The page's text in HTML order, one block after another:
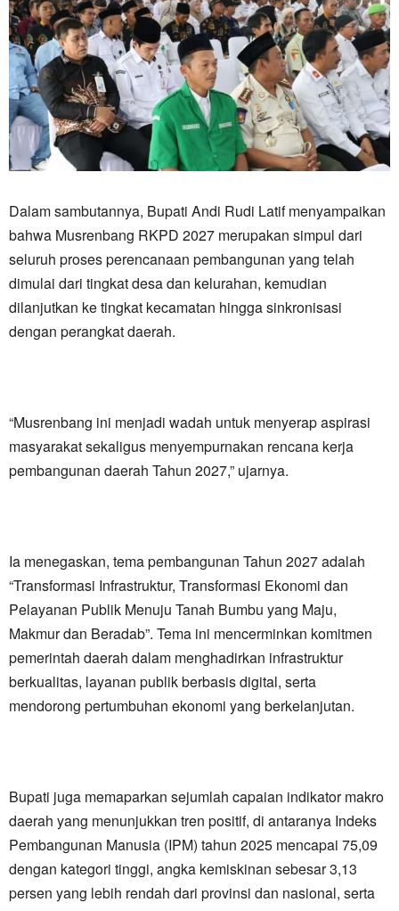
Dalam sambutannya, Bupati Andi Rudi Latif menyampaikan
bahwa Musrenbang RKPD 2027 merupakan simpul dari
seluruh proses perencanaan pembangunan yang telah
dimulai dari tingkat desa dan kelurahan, kemudian
dilanjutkan ke tingkat kecamatan hingga sinkronisasi
dengan perangkat daerah.
“Musrenbang ini menjadi wadah untuk menyerap aspirasi
masyarakat sekaligus menyempurnakan rencana kerja
pembangunan daerah Tahun 2027,” ujarnya.
Ia menegaskan, tema pembangunan Tahun 2027 adalah
“Transformasi Infrastruktur, Transformasi Ekonomi dan
Pelayanan Publik Menuju Tanah Bumbu yang Maju,
Makmur dan Beradab”. Tema ini mencerminkan komitmen
pemerintah daerah dalam menghadirkan infrastruktur
berkualitas, layanan publik berbasis digital, serta
mendorong pertumbuhan ekonomi yang berkelanjutan.
Bupati juga memaparkan sejumlah capaian indikator makro
daerah yang menunjukkan tren positif, di antaranya Indeks
Pembangunan Manusia (IPM) tahun 2025 mencapai 75,09
dengan kategori tinggi, angka kemiskinan sebesar 3,13
persen yang lebih rendah dari provinsi dan nasional, serta